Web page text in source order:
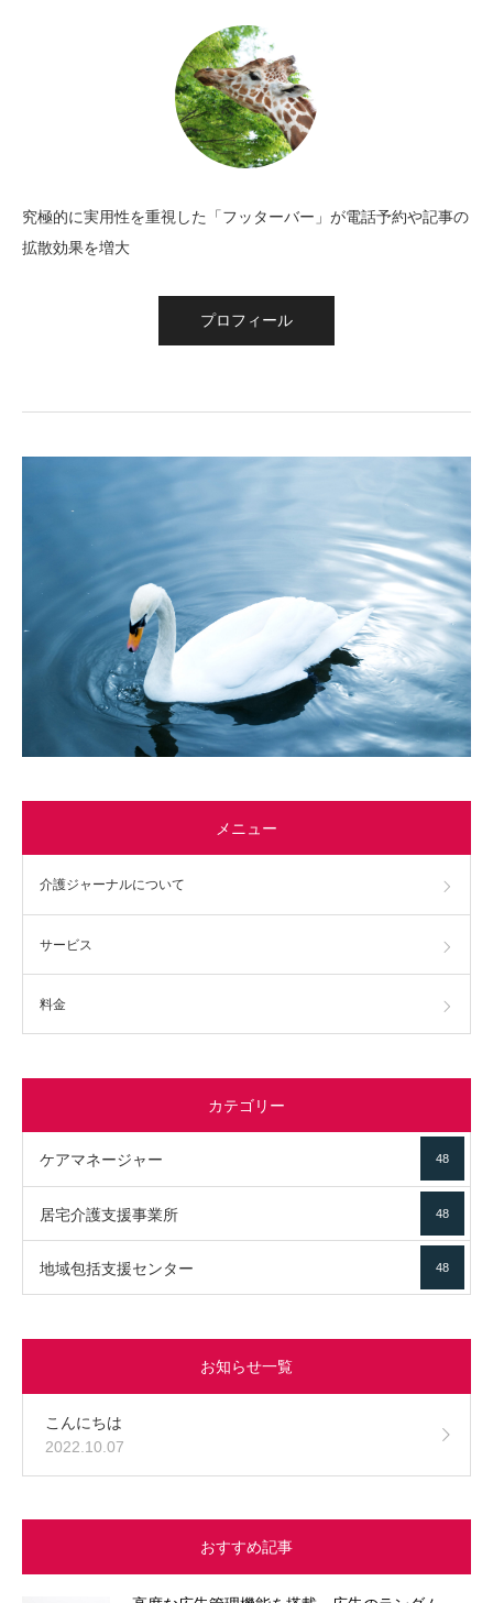
究極的に実用性を重視した「フッターバー」が電話予約や記事の
拡散効果を増大
プロフィール
メニュー
介護ジャーナルについて
サービス
料金
カテゴリー
ケアマネージャー 48
居宅介護支援事業所 48
地域包括支援センター 48
お知らせ一覧
こんにちは
2022.10.07
おすすめ記事